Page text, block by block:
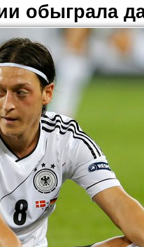
обыграла